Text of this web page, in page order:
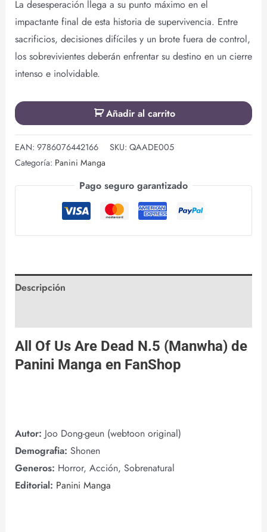
La desesperación llega a su punto máximo en el
impactante final de esta historia de supervivencia. Entre
sacrificios, decisiones difíciles y un brote fuera de control,
los sobrevivientes deberán enfrentar su destino en un cierre
intenso e inolvidable.
Añadir al carrito
EAN: 9786076442166 SKU: QAADE005
Categoría: Panini Manga
Pago seguro garantizado
Descripción
All Of Us Are Dead N.5 (Manwha) de
Panini Manga en FanShop
Autor: Joo Dong-geun (webtoon original)
Demografia: Shonen
Generos: Horror, Acción, Sobrenatural
Editorial: Panini Manga